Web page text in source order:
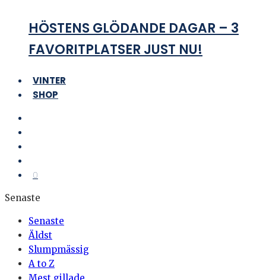
HÖSTENS GLÖDANDE DAGAR – 3
FAVORITPLATSER JUST NU!
VINTER
SHOP
0
Senaste
Senaste
Äldst
Slumpmässig
A to Z